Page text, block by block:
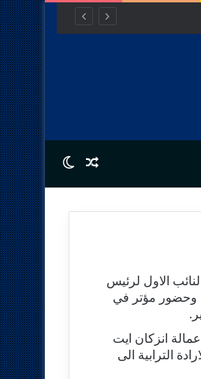
Random Article
Switch skin
الاول لرئيس
وحضور مؤتر في
انزكان ايت
الترابية الى